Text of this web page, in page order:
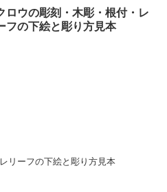
ロウの彫刻・木彫・根付・レ
フの下絵と彫り方見本
リーフの下絵と彫り方見本